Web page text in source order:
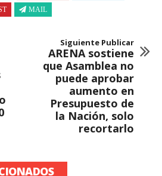
MAIL
Siguiente Publicar
ARENA sostiene
que Asamblea no
puede aprobar
aumento en
Presupuesto de
la Nación, solo
recortarlo